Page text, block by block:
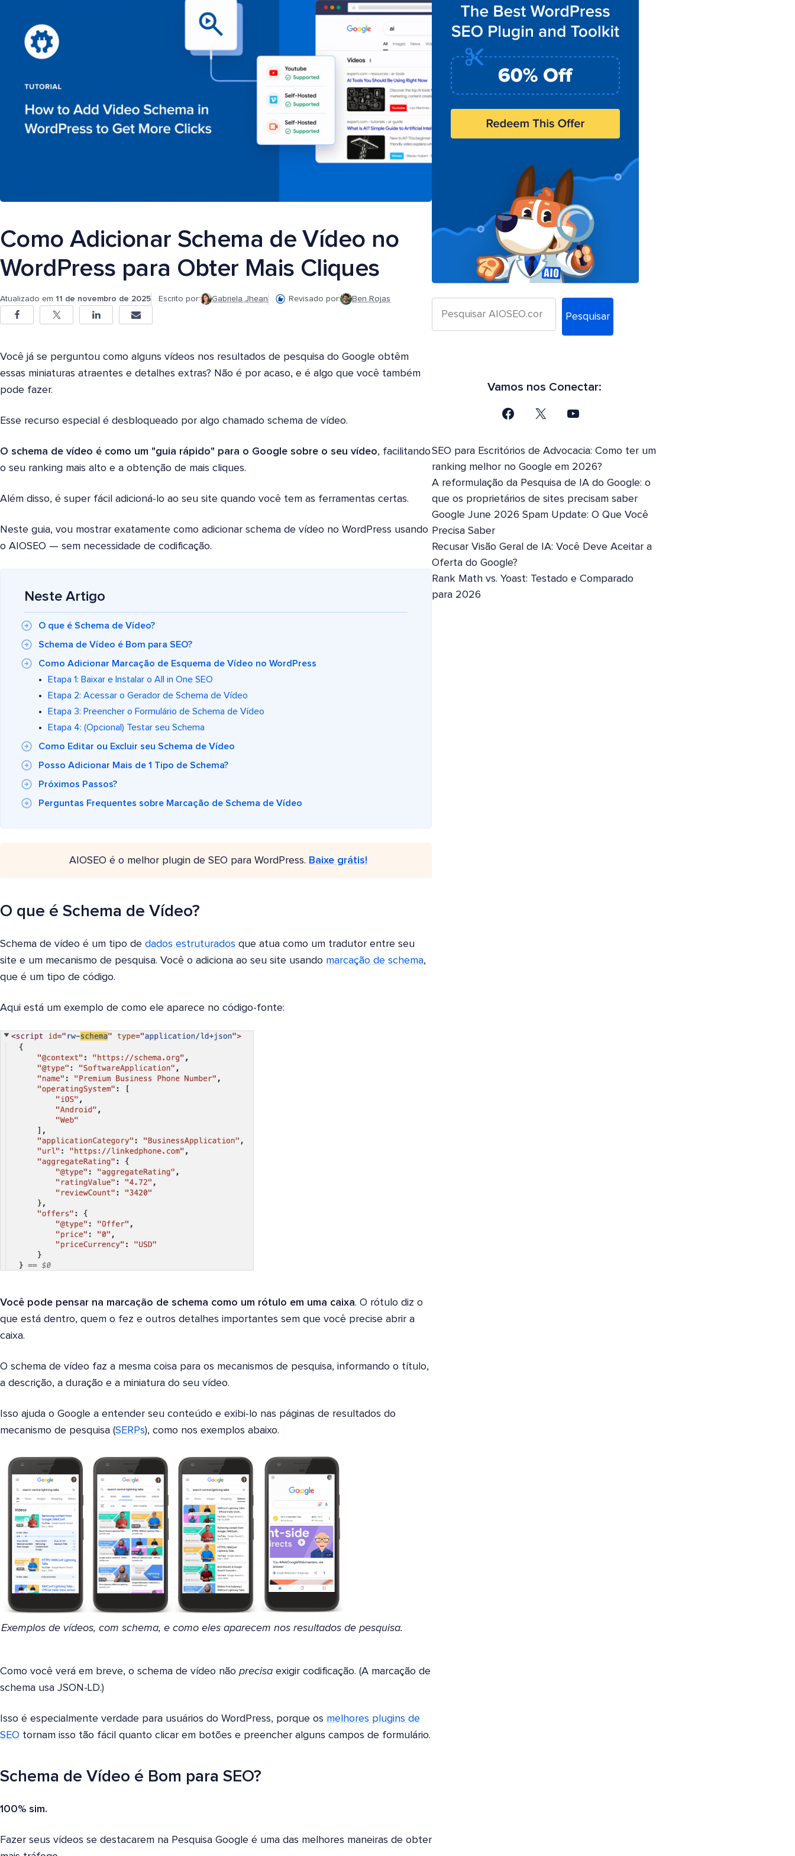
Como Adicionar Schema de Vídeo no
WordPress para Obter Mais Cliques
Atualizado em 11 de novembro de 2025 Escrito por: Gabriela Jhean Revisado por: Ben Rojas
Você já se perguntou como alguns vídeos nos resultados de pesquisa do Google obtêm
essas miniaturas atraentes e detalhes extras? Não é por acaso, e é algo que você também
pode fazer.
Esse recurso especial é desbloqueado por algo chamado schema de vídeo.
O schema de vídeo é como um "guia rápido" para o Google sobre o seu vídeo, facilitando
o seu ranking mais alto e a obtenção de mais cliques.
Além disso, é super fácil adicioná-lo ao seu site quando você tem as ferramentas certas.
Neste guia, vou mostrar exatamente como adicionar schema de vídeo no WordPress usando
o AIOSEO — sem necessidade de codificação.
Neste Artigo
O que é Schema de Vídeo?
Schema de Vídeo é Bom para SEO?
Como Adicionar Marcação de Esquema de Vídeo no WordPress
Etapa 1: Baixar e Instalar o All in One SEO
Etapa 2: Acessar o Gerador de Schema de Vídeo
Etapa 3: Preencher o Formulário de Schema de Vídeo
Etapa 4: (Opcional) Testar seu Schema
Como Editar ou Excluir seu Schema de Vídeo
Posso Adicionar Mais de 1 Tipo de Schema?
Próximos Passos?
Perguntas Frequentes sobre Marcação de Schema de Vídeo
AIOSEO é o melhor plugin de SEO para WordPress. Baixe grátis!
O que é Schema de Vídeo?
Schema de vídeo é um tipo de dados estruturados que atua como um tradutor entre seu
site e um mecanismo de pesquisa. Você o adiciona ao seu site usando marcação de schema,
que é um tipo de código.
Aqui está um exemplo de como ele aparece no código-fonte:
Você pode pensar na marcação de schema como um rótulo em uma caixa. O rótulo diz o
que está dentro, quem o fez e outros detalhes importantes sem que você precise abrir a
caixa.
O schema de vídeo faz a mesma coisa para os mecanismos de pesquisa, informando o título,
a descrição, a duração e a miniatura do seu vídeo.
Isso ajuda o Google a entender seu conteúdo e exibi-lo nas páginas de resultados do
mecanismo de pesquisa (SERPs), como nos exemplos abaixo.
Exemplos de vídeos, com schema, e como eles aparecem nos resultados de pesquisa.
Como você verá em breve, o schema de vídeo não precisa exigir codificação. (A marcação de
schema usa JSON-LD.)
Isso é especialmente verdade para usuários do WordPress, porque os melhores plugins de
SEO tornam isso tão fácil quanto clicar em botões e preencher alguns campos de formulário.
Schema de Vídeo é Bom para SEO?
100% sim.
Fazer seus vídeos se destacarem na Pesquisa Google é uma das melhores maneiras de obter
Pesquisar
Vamos nos Conectar:
SEO para Escritórios de Advocacia: Como ter um
ranking melhor no Google em 2026?
A reformulação da Pesquisa de IA do Google: o
que os proprietários de sites precisam saber
Google June 2026 Spam Update: O Que Você
Precisa Saber
Recusar Visão Geral de IA: Você Deve Aceitar a
Oferta do Google?
Rank Math vs. Yoast: Testado e Comparado
para 2026